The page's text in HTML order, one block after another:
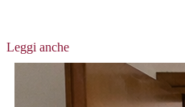
Leggi anche